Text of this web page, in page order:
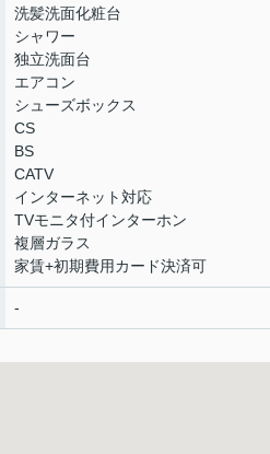
洗髪洗面化粧台
シャワー
独立洗面台
エアコン
シューズボックス
CS
BS
CATV
インターネット対応
TVモニタ付インターホン
複層ガラス
家賃+初期費用カード決済可
-